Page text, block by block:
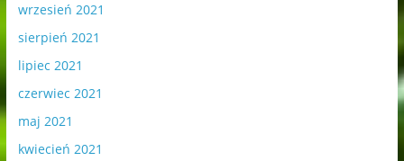
wrzesień 2021
sierpień 2021
lipiec 2021
czerwiec 2021
maj 2021
kwiecień 2021